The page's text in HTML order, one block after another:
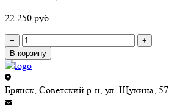
22 250 руб.
−
+
В корзину
Брянск, Советский р-н, ул. Щукина, 57